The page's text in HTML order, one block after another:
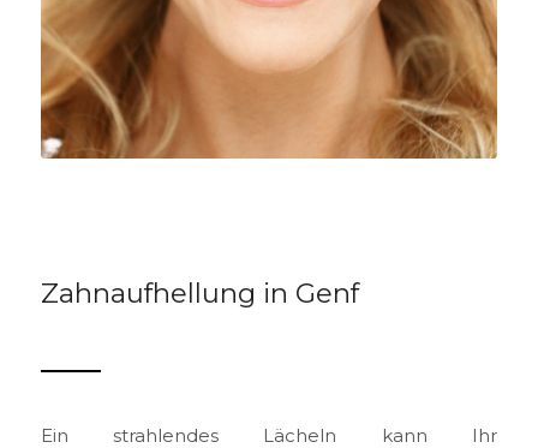
Zahnaufhellung in Genf
Ein strahlendes Lächeln kann Ihr